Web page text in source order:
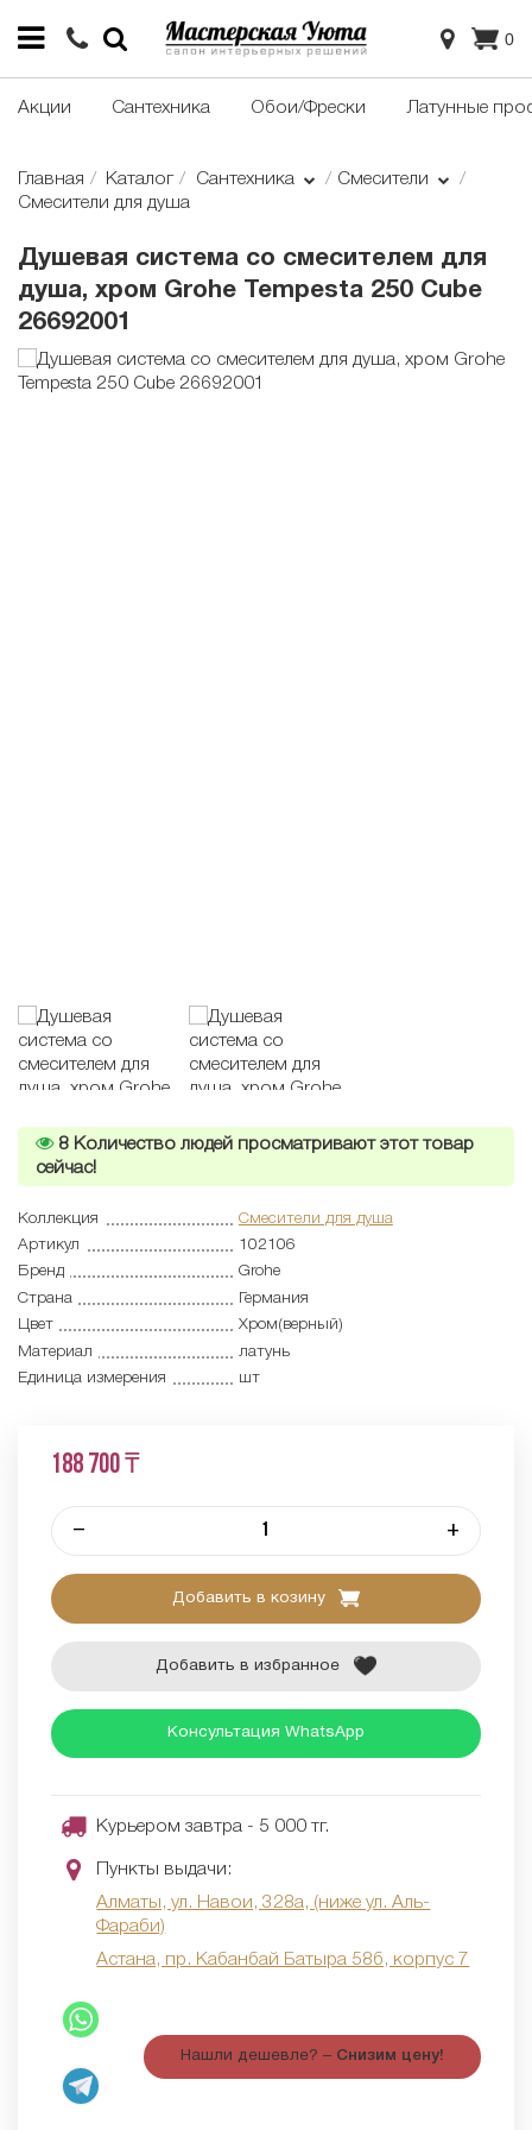
0
Акции Сантехника Обои/Фрески Латунные
Главная Каталог Сантехника
Смесители
Смесители для душа
Душевая система со смесителем для
душа, хром Grohe Tempesta 250 Cube
26692001
8 Количество людей просматривают этот товар
сейчас!
Коллекция
Смесители для душа
Артикул
102106
Бренд
Grohe
Страна
Германия
Цвет
Хром(верный)
Материал
латунь
Единица измерения
шт
188 700 ₸
– +
Добавить в козину
Добавить в избранное
Консультация WhatsApp
Курьером завтра - 5 000 тг.
Пункты выдачи:
Алматы, ул. Навои, 328а, (ниже ул. Аль-
Фараби)
Астана, пр. Кабанбай Батыра 58б, корпус 7
Нашли дешевле? – Снизим цену!